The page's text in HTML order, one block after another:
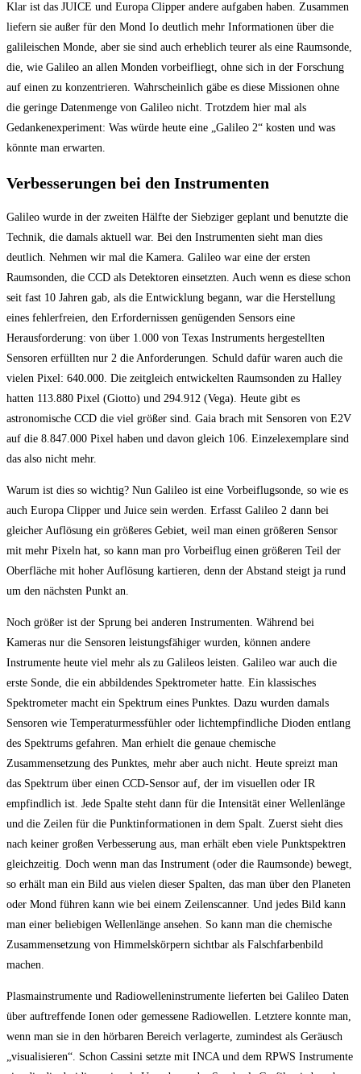
Klar ist das JUICE und Europa Clipper andere aufgaben haben. Zusammen
liefern sie außer für den Mond Io deutlich mehr Informationen über die
galileischen Monde, aber sie sind auch erheblich teurer als eine Raumsonde,
die, wie Galileo an allen Monden vorbeifliegt, ohne sich in der Forschung
auf einen zu konzentrieren. Wahrscheinlich gäbe es diese Missionen ohne
die geringe Datenmenge von Galileo nicht. Trotzdem hier mal als
Gedankenexperiment: Was würde heute eine „Galileo 2“ kosten und was
könnte man erwarten.
Verbesserungen bei den Instrumenten
Galileo wurde in der zweiten Hälfte der Siebziger geplant und benutzte die
Technik, die damals aktuell war. Bei den Instrumenten sieht man dies
deutlich. Nehmen wir mal die Kamera. Galileo war eine der ersten
Raumsonden, die CCD als Detektoren einsetzten. Auch wenn es diese schon
seit fast 10 Jahren gab, als die Entwicklung begann, war die Herstellung
eines fehlerfreien, den Erfordernissen genügenden Sensors eine
Herausforderung: von über 1.000 von Texas Instruments hergestellten
Sensoren erfüllten nur 2 die Anforderungen. Schuld dafür waren auch die
vielen Pixel: 640.000. Die zeitgleich entwickelten Raumsonden zu Halley
hatten 113.880 Pixel (Giotto) und 294.912 (Vega). Heute gibt es
astronomische CCD die viel größer sind. Gaia brach mit Sensoren von E2V
auf die 8.847.000 Pixel haben und davon gleich 106. Einzelexemplare sind
das also nicht mehr.
Warum ist dies so wichtig? Nun Galileo ist eine Vorbeiflugsonde, so wie es
auch Europa Clipper und Juice sein werden. Erfasst Galileo 2 dann bei
gleicher Auflösung ein größeres Gebiet, weil man einen größeren Sensor
mit mehr Pixeln hat, so kann man pro Vorbeiflug einen größeren Teil der
Oberfläche mit hoher Auflösung kartieren, denn der Abstand steigt ja rund
um den nächsten Punkt an.
Noch größer ist der Sprung bei anderen Instrumenten. Während bei
Kameras nur die Sensoren leistungsfähiger wurden, können andere
Instrumente heute viel mehr als zu Galileos leisten. Galileo war auch die
erste Sonde, die ein abbildendes Spektrometer hatte. Ein klassisches
Spektrometer macht ein Spektrum eines Punktes. Dazu wurden damals
Sensoren wie Temperaturmessfühler oder lichtempfindliche Dioden entlang
des Spektrums gefahren. Man erhielt die genaue chemische
Zusammensetzung des Punktes, mehr aber auch nicht. Heute spreizt man
das Spektrum über einen CCD-Sensor auf, der im visuellen oder IR
empfindlich ist. Jede Spalte steht dann für die Intensität einer Wellenlänge
und die Zeilen für die Punktinformationen in dem Spalt. Zuerst sieht dies
nach keiner großen Verbesserung aus, man erhält eben viele Punktspektren
gleichzeitig. Doch wenn man das Instrument (oder die Raumsonde) bewegt,
so erhält man ein Bild aus vielen dieser Spalten, das man über den Planeten
oder Mond führen kann wie bei einem Zeilenscanner. Und jedes Bild kann
man einer beliebigen Wellenlänge ansehen. So kann man die chemische
Zusammensetzung von Himmelskörpern sichtbar als Falschfarbenbild
machen.
Plasmainstrumente und Radiowelleninstrumente lieferten bei Galileo Daten
über auftreffende Ionen oder gemessene Radiowellen. Letztere konnte man,
wenn man sie in den hörbaren Bereich verlagerte, zumindest als Geräusch
„visualisieren“. Schon Cassini setzte mit INCA und dem RPWS Instrumente